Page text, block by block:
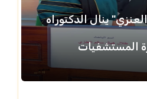
ينال الدكتوراه